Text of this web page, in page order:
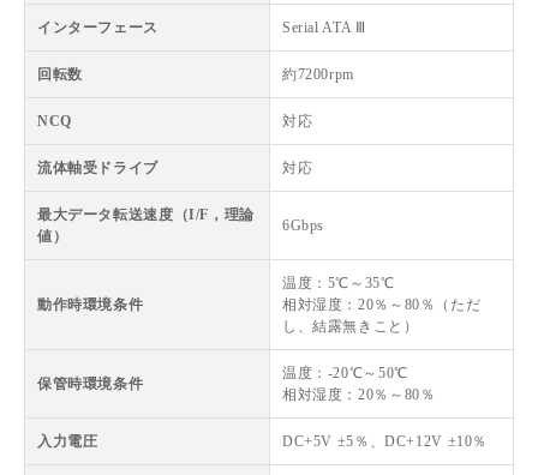
インターフェース Serial ATA Ⅲ
回転数 約7200rpm
NCQ 対応
流体軸受ドライブ 対応
最大データ転送速度（I/F，理論
値）
6Gbps
動作時環境条件
温度：5℃～35℃
相対湿度：20％～80％（ただ
し、結露無きこと）
保管時環境条件
温度：-20℃～50℃
相対湿度：20％～80％
入力電圧 DC+5V ±5％、DC+12V ±10％